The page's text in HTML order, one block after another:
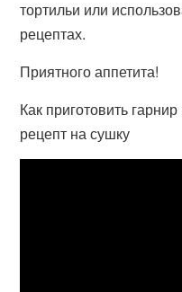
тортильи или
рецептах.
Приятного аппетита!
Как приготовить
рецепт на сушку